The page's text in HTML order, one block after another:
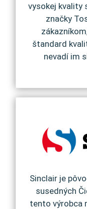
vysokej kvality
značky
štandard
nevadí im
Sinclair je
susedných
tento výrobca